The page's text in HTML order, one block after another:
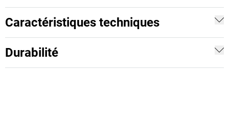
Caractéristiques techniques
Durabilité